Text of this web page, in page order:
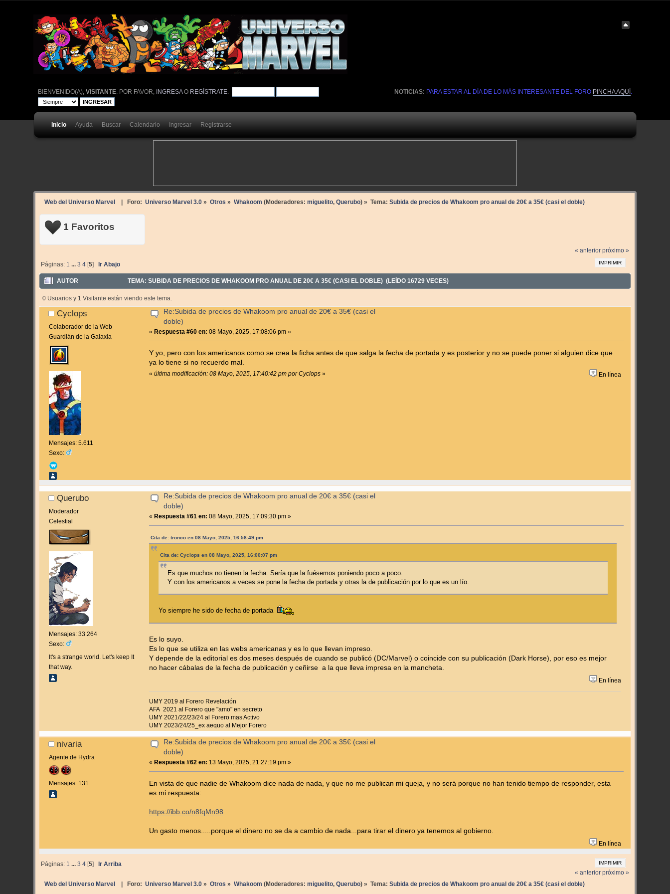
NOTICIAS: PARA ESTAR AL DÍA DE LO MÁS INTERESANTE DEL FORO PINCHA AQUÍ
BIENVENIDO(A), VISITANTE. POR FAVOR, INGRESAO REGÍSTRATE.
Inicio Ayuda Buscar Calendario Ingresar Registrarse
Web del Universo Marvel | Foro: Universo Marvel 3.0» Otros » Whakoom (Moderadores: miguelito, Querubo) » Tema: Subida de precios de Whakoom pro anual de 20€ a 35€ (casi el doble)
1 Favoritos
« anterior próximo »
IMPRIMIR
Páginas: 1 ... 3 4[5] Ir Abajo
AUTOR TEMA: SUBIDA DE PRECIOS DE WHAKOOM PRO ANUAL DE 20€ A 35€ (CASI EL DOBLE) (LEÍDO 16729 VECES)
0 Usuarios y 1 Visitante están viendo este tema.
Cyclops
Colaborador de la Web
Guardián de la Galaxia
Mensajes: 5.611
Sexo:
Re:Subida de precios de Whakoom pro anual de 20€ a 35€ (casi el
doble)
«Respuesta #60 en: 08 Mayo, 2025, 17:08:06 pm »
Y yo, pero con los americanos como se crea la ficha antes de que salga la fecha de portada y es posterior y no se puede poner si alguien dice que
ya lo tiene si no recuerdo mal.
«última modificación: 08 Mayo, 2025, 17:40:42 pm por Cyclops » En línea
Querubo
Moderador
Celestial
Mensajes: 33.264
Sexo:
It's a strange world. Let's keep It
that way.
Re:Subida de precios de Whakoom pro anual de 20€ a 35€ (casi el
doble)
«Respuesta #61 en: 08 Mayo, 2025, 17:09:30 pm »
Cita de: tronco en 08 Mayo, 2025, 16:58:49 pm
Cita de: Cyclops en 08 Mayo, 2025, 16:00:07 pm
Es que muchos no tienen la fecha. Sería que la fuésemos poniendo poco a poco.
Y con los americanos a veces se pone la fecha de portada y otras la de publicación por lo que es un lío.
Yo siempre he sido de fecha de portada
Es lo suyo.
Es lo que se utiliza en las webs americanas y es lo que llevan impreso.
Y depende de la editorial es dos meses después de cuando se publicó (DC/Marvel) o coincide con su publicación (Dark Horse), por eso es mejor
no hacer cábalas de la fecha de publicación y ceñirse a la que lleva impresa en la mancheta.
En línea
UMY 2019 al Forero Revelación
AFA 2021 al Forero que "amo" en secreto
UMY 2021/22/23/24 al Forero mas Activo
UMY 2023/24/25_ex aequo al Mejor Forero
nivaria
Agente de Hydra
Mensajes: 131
Re:Subida de precios de Whakoom pro anual de 20€ a 35€ (casi el
doble)
« Respuesta #62 en: 13 Mayo, 2025, 21:27:19 pm »
En vista de que nadie de Whakoom dice nada de nada, y que no me publican mi queja, y no será porque no han tenido tiempo de responder, esta
es mi respuesta:
https://ibb.co/n8fqMn98
Un gasto menos.....porque el dinero no se da a cambio de nada...para tirar el dinero ya tenemos al gobierno.
En línea
IMPRIMIR
Páginas: 1 ... 3 4[5]
Ir Arriba
« anterior próximo »
Web del Universo Marvel | Foro: Universo Marvel 3.0» Otros » Whakoom (Moderadores: miguelito, Querubo) » Tema: Subida de precios de Whakoom pro anual de 20€ a 35€ (casi el doble)